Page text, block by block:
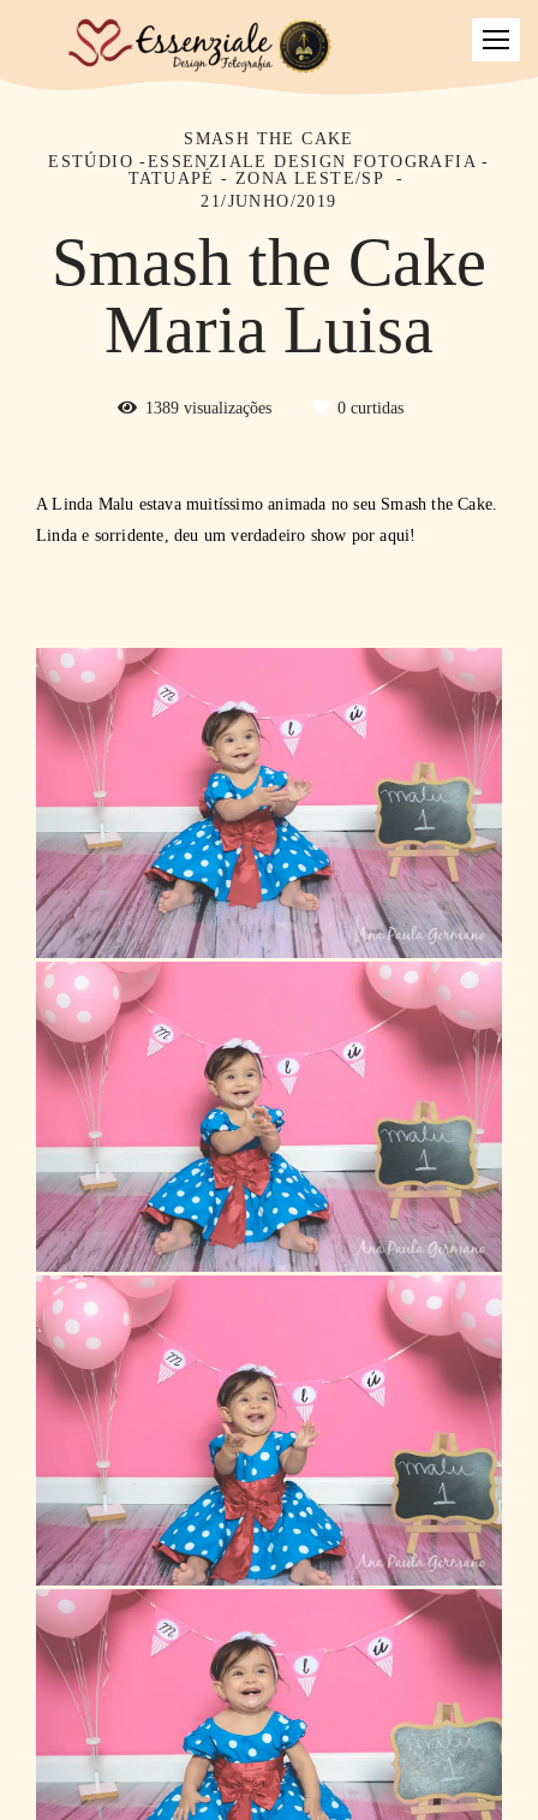
SMASH THE CAKE
ESTÚDIO -ESSENZIALE DESIGN FOTOGRAFIA -
TATUAPÉ - ZONA LESTE/SP
21/JUNHO/2019
Smash the Cake
Maria Luisa
1389visualizações 0curtidas
A Linda Malu estava muitíssimo animada no seu Smash the Cake.
Linda e sorridente, deu um verdadeiro show por aqui!